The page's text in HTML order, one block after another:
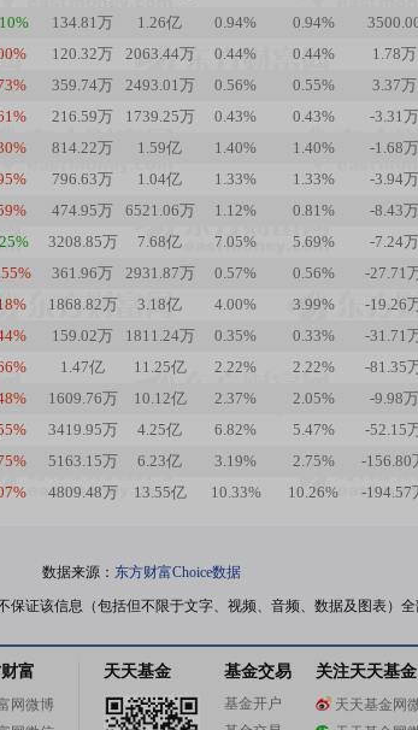
134.81万 1.26亿 0.94% 0.94%
120.32万 2063.44万 0.44% 0.44% 1.78万
359.74万 2493.01万 0.56% 0.55% 3.37万
216.59万 1739.25万 0.43% 0.43% -3.31万
814.22万 1.59亿 1.40% 1.40% -1.68万
796.63万 1.04亿 1.33% 1.33% -3.94万
474.95万 6521.06万 1.12% 0.81% -8.43万
3208.85万 7.68亿 7.05% 5.69% -7.24万
361.96万 2931.87万 0.57% 0.56% -27.71
1868.82万 3.18亿 4.00% 3.99% -19.26
159.02万 1811.24万 0.35% 0.33% -31.71
1.47亿 11.25亿 2.22% 2.22% -81.35
1609.76万 10.12亿 2.37% 2.05% -9.98万
3419.95万 4.25亿 6.82% 5.47% -52.15
5163.15万 6.23亿 3.19% 2.75% -156.80
4809.48万 13.55亿 10.33% 10.26% -194.57
数据来源： 东方财富Choice数据
证该信息（包括但不限于文字、视频、音频、数据及图表）
富
网微博
天天基金 基金交易
基金开户
关注天天基金
天天基金网